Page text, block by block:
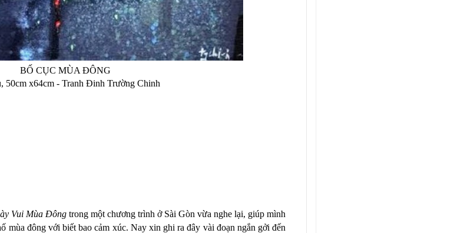
BỐ CỤC MÙA ĐÔNG
50cm x64cm - Tranh Đinh Trường Chinh
Vui Mùa Đôngtrong một chương trình ở Sài Gòn vừa nghe lại, giúp mình
mùa đông với biết bao cảm xúc. Nay xin ghi ra đây vài đoạn ngắn gởi đến